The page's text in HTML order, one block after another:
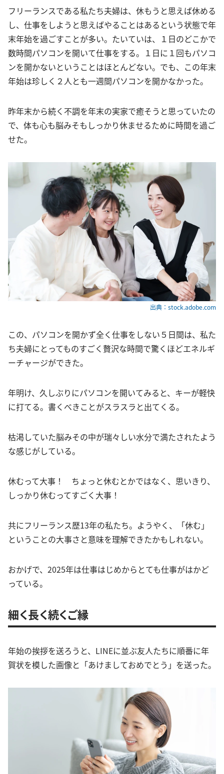
フリーランスである私たち夫婦は、休もうと思えば休める
し、仕事をしようと思えばやることはあるという状態で年
末年始を過ごすことが多い。たいていは、１日のどこかで
数時間パソコンを開いて仕事をする。１日に１回もパソコ
ンを開かないということはほとんどない。でも、この年末
年始は珍しく２人とも一週間パソコンを開かなかった。
昨年末から続く不調を年末の実家で癒そうと思っていたの
で、体も心も脳みそもしっかり休ませるために時間を過ご
せた。
出典：stock.adobe.com
この、パソコンを開かず全く仕事をしない５日間は、私た
ち夫婦にとってものすごく贅沢な時間で驚くほどエネルギ
ーチャージができた。
年明け、久しぶりにパソコンを開いてみると、キーが軽快
に打てる。書くべきことがスラスラと出てくる。
枯渇していた脳みその中が瑞々しい水分で満たされたよう
な感じがしている。
休むって大事！ ちょっと休むとかではなく、思いきり、
しっかり休むってすごく大事！
共にフリーランス歴13年の私たち。ようやく、「休む」
ということの大事さと意味を理解できたかもしれない。
おかげで、2025年は仕事はじめからとても仕事がはかど
っている。
細く長く続くご縁
年始の挨拶を送ろうと、LINEに並ぶ友人たちに順番に年
賀状を模した画像と「あけましておめでとう」を送った。